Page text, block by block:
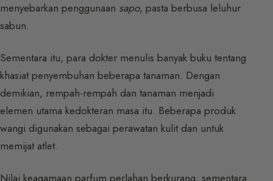
menyebarkan penggunaan sapo, pasta berbusa leluhur
sabun.
Sementara itu, para dokter menulis banyak buku tentang
khasiat penyembuhan beberapa tanaman. Dengan
demikian, rempah-rempah dan tanaman menjadi
elemen utama kedokteran masa itu. Beberapa produk
wangi digunakan sebagai perawatan kulit dan untuk
memijat atlet.